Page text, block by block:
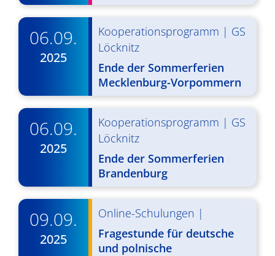
A
n
i
c
h
e
n
N
g
o
n
06.09.
2025
Kooperationsprogramm | GS
Löcknitz
Ende der Sommerferien
Mecklenburg-Vorpommern
06.09.
2025
Kooperationsprogramm | GS
Löcknitz
Ende der Sommerferien
Brandenburg
09.09.
2025
Online-Schulungen |
Fragestunde für deutsche
und polnische